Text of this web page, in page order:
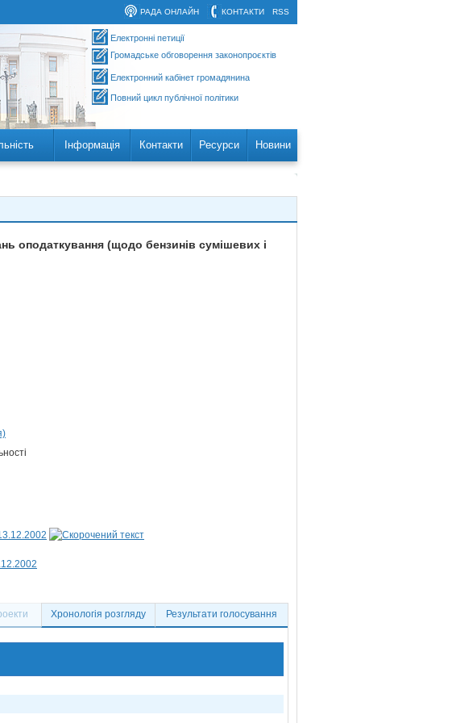
RSS
КОНТАКТИ
РАДА ОНЛАЙН
Електронні петиції
Громадське обговорення законопроєктів
Електронний кабінет громадянина
Повний цикл публічної політики
Інформація Контакти Ресурси Новини
оподаткування (щодо бензинів сумішевих і
Хронологія розгляду Результати голосування